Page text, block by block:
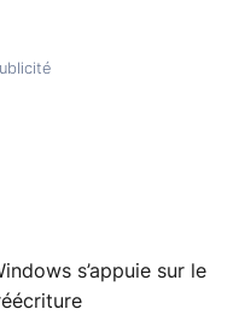
s’appuie sur le